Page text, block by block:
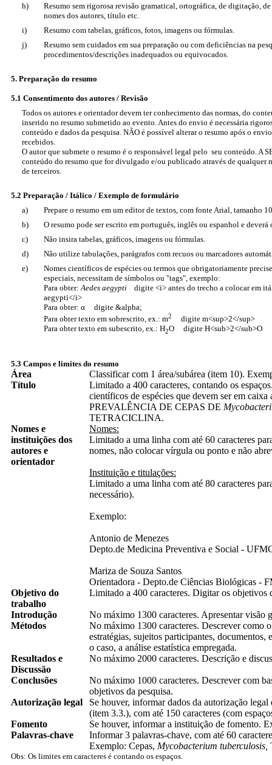
h)
Resumo sem rigorosa revisão gramatical, ortográfica, de digitação,
nomes dos autores, título etc.
i)
Resumo com tabelas, gráficos, fotos, imagens ou fórmulas.
j)
Resumo sem cuidados em sua preparação ou com deficiências na
procedimentos/descrições inadequados ou equivocados.
5. Preparação do resumo
5.1 Consentimento dos autores / Revisão
Todos os autores e orientador devem ter conhecimento das normas, do
inserido no resumo submetido ao evento. Antes do envio é necessária
conteúdo e dados da pesquisa. NÃO é possível alterar o resumo após o
recebidos.
O autor que submete o resumo é o responsável legal pelo seu conteúdo. A
conteúdo do resumo que for divulgado e/ou publicado através de qualquer
de terceiros.
5.2 Preparação / Itálico / Exemplo de formulário
a)
Prepare o resumo em um editor de textos, com fonte Arial, tamanho
b)
O resumo pode ser escrito em português, inglês ou espanhol e
c)
Não insira tabelas, gráficos, imagens ou fórmulas.
d)
Não utilize tabulações, parágrafos com recuos ou marcadores
e)
Nomes científicos de espécies ou termos que obrigatoriamente
especiais, necessitam de símbolos ou "tags", exemplo:
Para obter:Aedes aegypti digite <i> antes do trecho a colocar em
aegypti</i>
Para obter: α digite &alpha;
Para obter texto em sobrescrito, ex.: m2
digite m<sup>2</sup>
Para obter texto em subescrito, ex.: H2O digite H<sub>2</sub>O
5.3 Campos e limites do resumo
Área
Classificar com 1 área/subárea (item 10).
Título
Limitado a 400 caracteres, contando os
científicos de espécies que devem ser em
PREVALÊNCIA DE CEPAS DE
TETRACICLINA.
Nomes e
instituições dos
autores e
orientador
Nomes:
Limitado a uma linha com até 60 caracteres
nomes, não colocar vírgula ou ponto e não
Instituição e titulações:
Limitado a uma linha com até 80 caracteres
necessário).
Exemplo:
Antonio de Menezes
Depto.de Medicina Preventiva e Social -
Mariza de Souza Santos
Orientadora - Depto.de Ciências Biológicas -
Objetivo do
trabalho
Limitado a 400 caracteres. Digitar os objetivos
Introdução
No máximo 1300 caracteres. Apresentar visão
Métodos
No máximo 1300 caracteres. Descrever como
estratégias, sujeitos participantes,
o caso, a análise estatística empregada.
Resultados e
Discussão
No máximo 2000 caracteres. Descrição e
Conclusões
No máximo 1000 caracteres. Descrever com
objetivos da pesquisa.
Autorização legal
Se houver, informar dados da autorização
(item 3.3.), com até 150 caracteres (com
Fomento
Se houver, informar a instituição de fomento.
Palavras-chave
Informar 3 palavras-chave, com até 60
Exemplo: Cepas, Mycobacterium tuberculosis,
Obs: Os limites em caracteres é contando os espaços.